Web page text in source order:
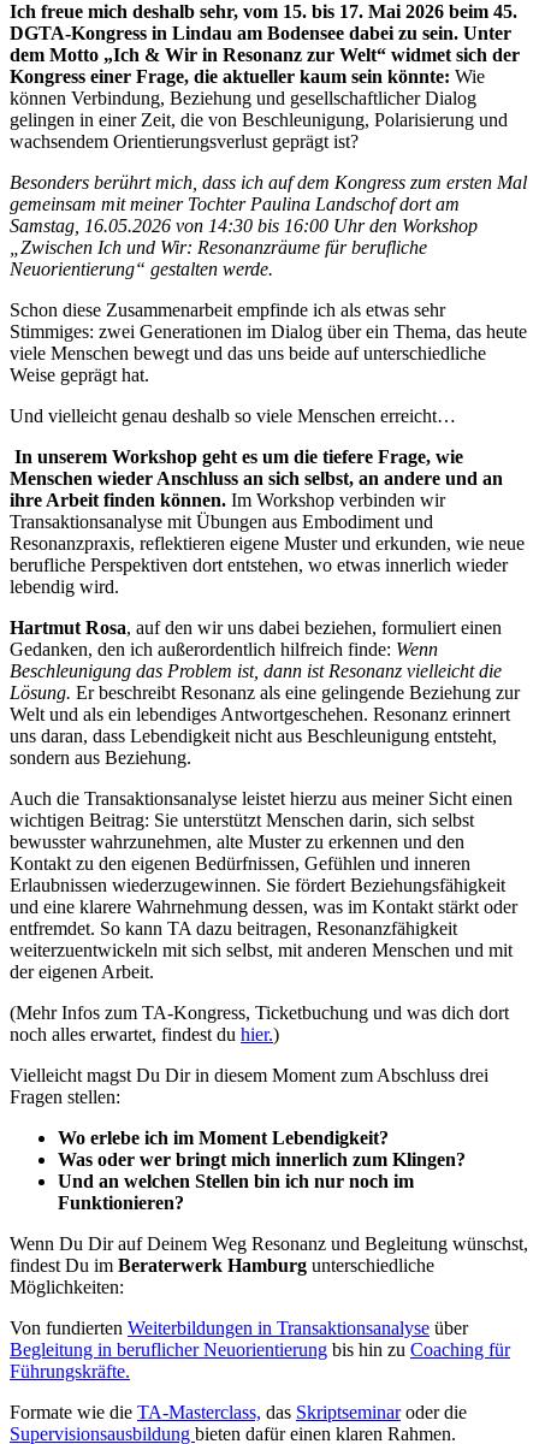
Ich freue mich deshalb sehr, vom 15. bis 17. Mai 2026 beim 45.
DGTA-Kongress in Lindau am Bodensee dabei zu sein. Unter
dem Motto „Ich & Wir in Resonanz zur Welt“ widmet sich der
Kongress einer Frage, die aktueller kaum sein könnte: Wie
können Verbindung, Beziehung und gesellschaftlicher Dialog
gelingen in einer Zeit, die von Beschleunigung, Polarisierung und
wachsendem Orientierungsverlust geprägt ist?
Besonders berührt mich, dass ich auf dem Kongress zum ersten Mal
gemeinsam mit meiner Tochter Paulina Landschof dort am
Samstag, 16.05.2026 von 14:30 bis 16:00 Uhr den Workshop
„Zwischen Ich und Wir: Resonanzräume für berufliche
Neuorientierung“ gestalten werde.
Schon diese Zusammenarbeit empfinde ich als etwas sehr
Stimmiges: zwei Generationen im Dialog über ein Thema, das heute
viele Menschen bewegt und das uns beide auf unterschiedliche
Weise geprägt hat.
Und vielleicht genau deshalb so viele Menschen erreicht…
In unserem Workshop geht es um die tiefere Frage, wie
Menschen wieder Anschluss an sich selbst, an andere und an
ihre Arbeit finden können. Im Workshop verbinden wir
Transaktionsanalyse mit Übungen aus Embodiment und
Resonanzpraxis, reflektieren eigene Muster und erkunden, wie neue
berufliche Perspektiven dort entstehen, wo etwas innerlich wieder
lebendig wird.
Hartmut Rosa, auf den wir uns dabei beziehen, formuliert einen
Gedanken, den ich außerordentlich hilfreich finde: Wenn
Beschleunigung das Problem ist, dann ist Resonanz vielleicht die
Lösung. Er beschreibt Resonanz als eine gelingende Beziehung zur
Welt und als ein lebendiges Antwortgeschehen. Resonanz erinnert
uns daran, dass Lebendigkeit nicht aus Beschleunigung entsteht,
sondern aus Beziehung.
Auch die Transaktionsanalyse leistet hierzu aus meiner Sicht einen
wichtigen Beitrag: Sie unterstützt Menschen darin, sich selbst
bewusster wahrzunehmen, alte Muster zu erkennen und den
Kontakt zu den eigenen Bedürfnissen, Gefühlen und inneren
Erlaubnissen wiederzugewinnen. Sie fördert Beziehungsfähigkeit
und eine klarere Wahrnehmung dessen, was im Kontakt stärkt oder
entfremdet. So kann TA dazu beitragen, Resonanzfähigkeit
weiterzuentwickeln mit sich selbst, mit anderen Menschen und mit
der eigenen Arbeit.
(Mehr Infos zum TA-Kongress, Ticketbuchung und was dich dort
noch alles erwartet, findest du hier.)
Vielleicht magst Du Dir in diesem Moment zum Abschluss drei
Fragen stellen:
Wo erlebe ich im Moment Lebendigkeit?
Was oder wer bringt mich innerlich zum Klingen?
Und an welchen Stellen bin ich nur noch im
Funktionieren?
Wenn Du Dir auf Deinem Weg Resonanz und Begleitung wünschst,
findest Du im Beraterwerk Hamburg unterschiedliche
Möglichkeiten:
Von fundierten Weiterbildungen in Transaktionsanalyse über
Begleitung in beruflicher Neuorientierung bis hin zu Coaching für
Führungskräfte.
Formate wie die TA-Masterclass, das Skriptseminaroder die
Supervisionsausbildung bieten dafür einen klaren Rahmen.